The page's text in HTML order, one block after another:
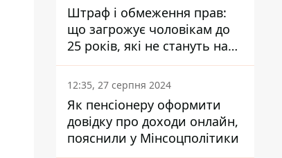
Штраф і обмеження прав:
що загрожує чоловікам до
25 років, які не стануть на
військовий облік
12:35, 27 серпня 2024
Як пенсіонеру оформити
довідку про доходи онлайн,
пояснили у Мінсоцполітики